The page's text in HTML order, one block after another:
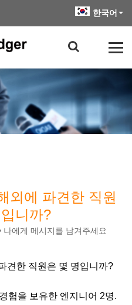
한국어
외에 파견한 직원
니까?
나에게 메시지를 남겨주세요
견한 직원은 몇 명입니까?
험을 보유한 엔지니어 2명.